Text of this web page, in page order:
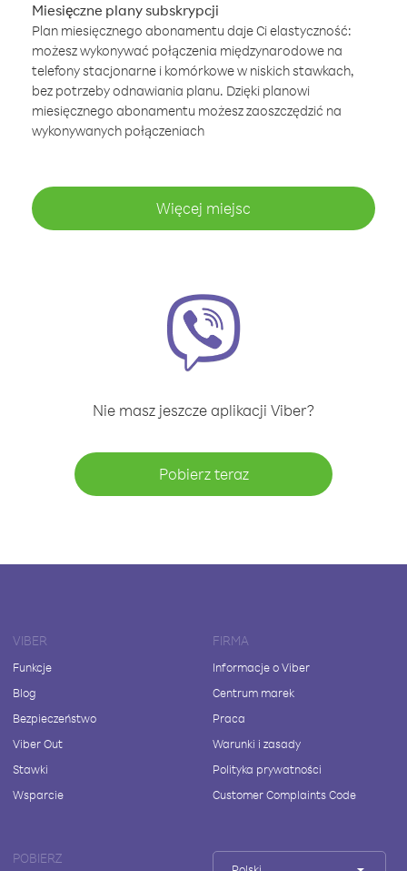
Miesięczne plany subskrypcji
Plan miesięcznego abonamentu daje Ci elastyczność:
możesz wykonywać połączenia międzynarodowe na
telefony stacjonarne i komórkowe w niskich stawkach,
bez potrzeby odnawiania planu. Dzięki planowi
miesięcznego abonamentu możesz zaoszczędzić na
wykonywanych połączeniach
Więcej miejsc
Nie masz jeszcze aplikacji Viber?
Pobierz teraz
VIBER
Funkcje
Blog
Bezpieczeństwo
Viber Out
Stawki
Wsparcie
FIRMA
Informacje o Viber
Centrum marek
Praca
Warunki i zasady
Polityka prywatności
Customer Complaints Code
POBIERZ